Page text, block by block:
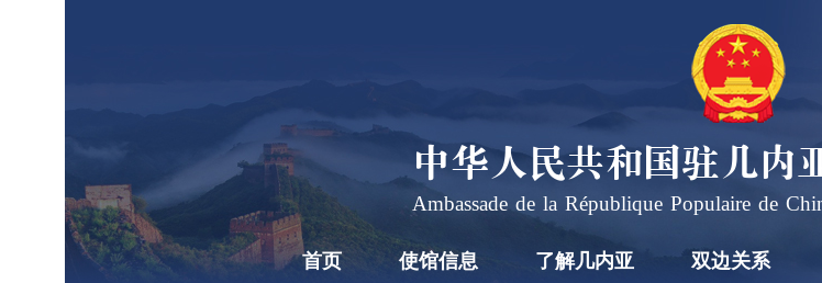
中华人民共和国驻几内
Ambassade de la République Populaire de
首页 使馆信息 了解几内亚 双边关系